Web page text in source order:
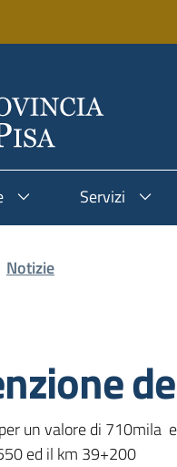
Servizi
Notizie
un valore di 710mila
ed il km 39+200